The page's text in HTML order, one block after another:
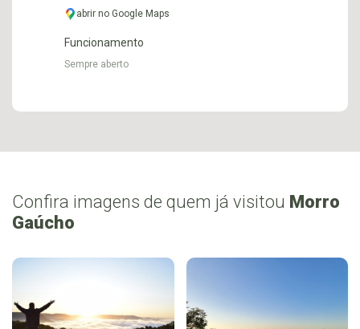
abrir no Google Maps
Funcionamento
Sempre aberto
Confira imagens de quem já visitou Morro
Gaúcho